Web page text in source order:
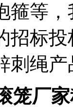
箍等
招标
刺绳
笼厂